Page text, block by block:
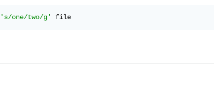
's/one/two/g' file